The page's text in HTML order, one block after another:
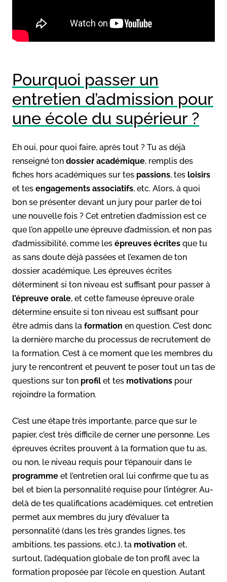
Pourquoi passer un
entretien d’admission pour
une école du supérieur ?
Eh oui, pour quoi faire, après tout ? Tu as déjà
renseigné ton dossier académique, remplis des
fiches hors académiques sur tes passions, tes loisirs
et tes engagements associatifs, etc. Alors, à quoi
bon se présenter devant un jury pour parler de toi
une nouvelle fois ? Cet entretien d’admission est ce
que l’on appelle une épreuve d’admission, et non pas
d’admissibilité, comme les épreuves écrites que tu
as sans doute déjà passées et l’examen de ton
dossier académique. Les épreuves écrites
déterminent si ton niveau est suffisant pour passer à
l’épreuve orale, et cette fameuse épreuve orale
détermine ensuite si ton niveau est suffisant pour
être admis dans la formation en question. C’est donc
la dernière marche du processus de recrutement de
la formation. C’est à ce moment que les membres du
jury te rencontrent et peuvent te poser tout un tas de
questions sur ton profil et tes motivations pour
rejoindre la formation.
C’est une étape très importante, parce que sur le
papier, c’est très difficile de cerner une personne. Les
épreuves écrites prouvent à la formation que tu as,
ou non, le niveau requis pour t’épanouir dans le
programme et l’entretien oral lui confirme que tu as
bel et bien la personnalité requise pour l’intégrer. Au-
delà de tes qualifications académiques, cet entretien
permet aux membres du jury d’évaluer ta
personnalité (dans les très grandes lignes, tes
ambitions, tes passions, etc.), ta motivation et,
surtout, l’adéquation globale de ton profil avec la
formation proposée par l’école en question. Autant